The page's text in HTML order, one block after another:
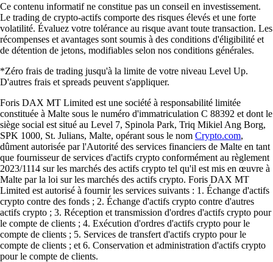
Ce contenu informatif ne constitue pas un conseil en investissement.
Le trading de crypto-actifs comporte des risques élevés et une forte
volatilité. Évaluez votre tolérance au risque avant toute transaction. Les
récompenses et avantages sont soumis à des conditions d'éligibilité et
de détention de jetons, modifiables selon nos conditions générales.
*Zéro frais de trading jusqu'à la limite de votre niveau Level Up.
D'autres frais et spreads peuvent s'appliquer.
Foris DAX MT Limited est une société à responsabilité limitée
constituée à Malte sous le numéro d'immatriculation C 88392 et dont le
siège social est situé au Level 7, Spinola Park, Triq Mikiel Ang Borg,
SPK 1000, St. Julians, Malte, opérant sous le nom Crypto.com,
dûment autorisée par l'Autorité des services financiers de Malte en tant
que fournisseur de services d'actifs crypto conformément au règlement
2023/1114 sur les marchés des actifs crypto tel qu'il est mis en œuvre à
Malte par la loi sur les marchés des actifs crypto. Foris DAX MT
Limited est autorisé à fournir les services suivants : 1. Échange d'actifs
crypto contre des fonds ; 2. Échange d'actifs crypto contre d'autres
actifs crypto ; 3. Réception et transmission d'ordres d'actifs crypto pour
le compte de clients ; 4. Exécution d'ordres d'actifs crypto pour le
compte de clients ; 5. Services de transfert d'actifs crypto pour le
compte de clients ; et 6. Conservation et administration d'actifs crypto
pour le compte de clients.